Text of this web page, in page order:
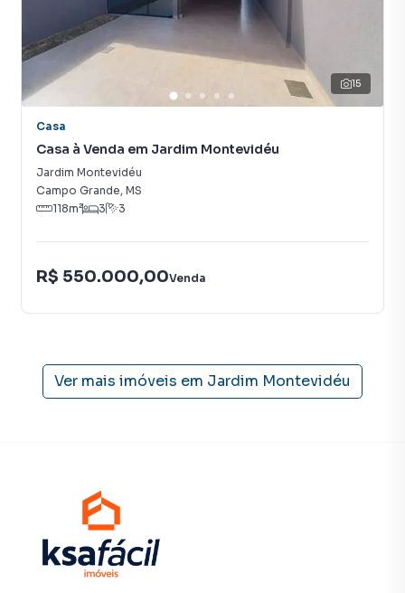
tendo como consequência uma maior chance de vender ou
alugar seu imóvel mais rápido. Contamos também com um
time de programadores, corretores treinados e uma
central de atendimento preparada para atender
proprietários e inquilinos.
15
Casa
Casa à Venda em Jardim Montevidéu
Jardim Montevidéu
Campo Grande, MS
118m² 3 3
R$ 550.000,00Venda
Ver mais imóveis em Jardim Montevidéu